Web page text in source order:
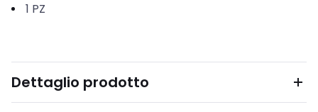
1 PZ
Dettaglio prodotto